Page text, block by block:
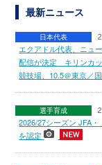
最新ニュース
日本代表
エクアドル代表、ニュ
配信が決定 キリンカ
競技場、10.5＠東京／
選手育成
2026/27シーズン JFA・
を認定